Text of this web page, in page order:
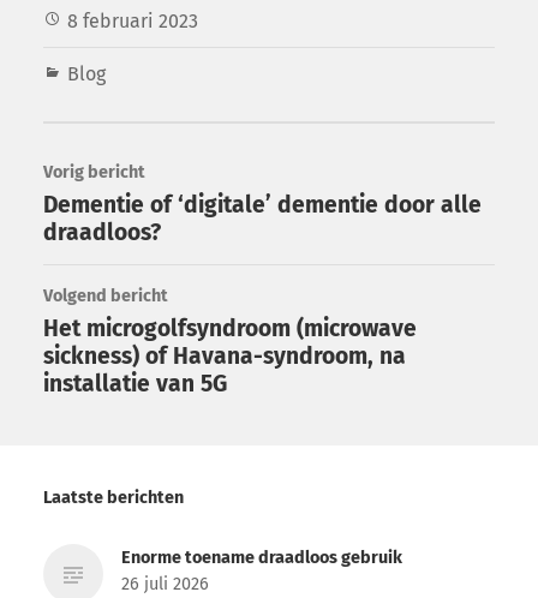
8 februari 2023
Blog
Vorig bericht
Dementie of ‘digitale’ dementie door alle
draadloos?
Volgend bericht
Het microgolfsyndroom (microwave
sickness) of Havana-syndroom, na
installatie van 5G
Laatste berichten
Enorme toename draadloos gebruik
26 juli 2026